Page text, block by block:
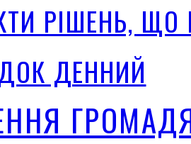
РІШЕНЬ,
ДЕННИЙ